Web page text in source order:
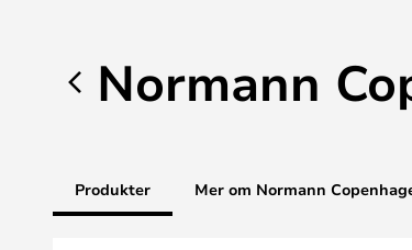
Normann
Produkter Mer om Normann